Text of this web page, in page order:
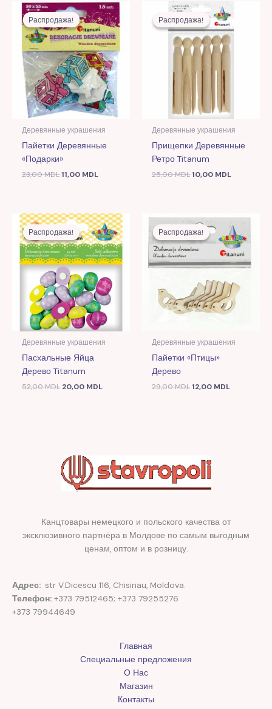
Распродажа!
Распродажа!
Деревянные украшения
Пайетки Деревянные
«Подарки»
23,00MDL
Первоначальная
цена
составляла
23,00 MDL.
11,00 MDL
Текущая
цена:
11,00 MDL.
Распродажа!
Распродажа!
Деревянные украшения
Прищепки Деревянные
Ретро Titanum
25,00MDL
Первоначальная
составляла
25,00 MDL.
10,00 MDL
цена:
Распродажа!
Распродажа!
Деревянные украшения
Пасхальные Яйца
Дерево Titanum
52,00MDL
Первоначальная
цена
составляла
52,00 MDL.
20,00 MDL
Текущая
цена:
20,00 MDL.
Распродажа!
Распродажа!
Деревянные украшения
Пайетки «Птицы»
Дерево
29,00MDL
Первоначальная
цена
составляла
29,00 MDL.
12,00 MDL
Текущая
цена:
12,00 MDL.
Канцтовары немецкого и польского качества от
эксклюзивного партнёра в Молдове по самым выгодным
ценам, оптом и в розницу.
Адрес: str V.Dicescu 116, Chisinau, Moldova.
Телефон: +373 79512465; +373 79255276
+373 79944649
Главная
Специальные предложения
О Нас
Магазин
Контакты